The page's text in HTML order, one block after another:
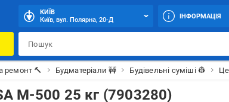
КИЇВ
Київ, вул. Полярна, 20-Д
ІНФОРМАЦІЯ
ремонт 🔨 Будматеріали 🚧 Будівельні суміші 👷
М-500 25 кг (7903280)